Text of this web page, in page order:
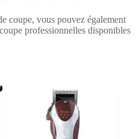
coupe, vous pouvez également
professionnelles disponibles